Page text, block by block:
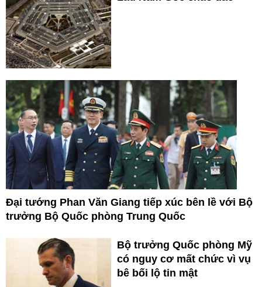
Đại tướng Phan Văn Giang tiếp xúc bên lề với Bộ
trưởng Bộ Quốc phòng Trung Quốc
Bộ trưởng Quốc phòng Mỹ
có nguy cơ mất chức vì vụ
bê bối lộ tin mật